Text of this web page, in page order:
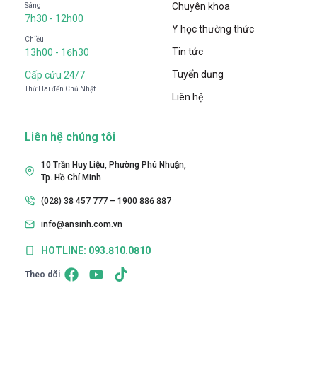
Sáng
7h30 - 12h00
Chiều
13h00 - 16h30
Cấp cứu 24/7
Thứ Hai đến Chủ Nhật
Chuyên khoa
Y học thường thức
Tin tức
Tuyển dụng
Liên hệ
Liên hệ chúng tôi
10 Trần Huy Liệu, Phường Phú Nhuận,
Tp. Hồ Chí Minh
(028) 38 457 777 – 1900 886 887
info@ansinh.com.vn
HOTLINE: 093.810.0810
Theo dõi